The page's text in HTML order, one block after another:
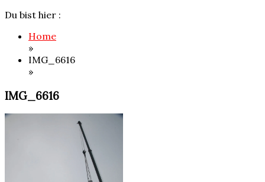
Du bist hier :
Home
»
IMG_6616
»
IMG_6616